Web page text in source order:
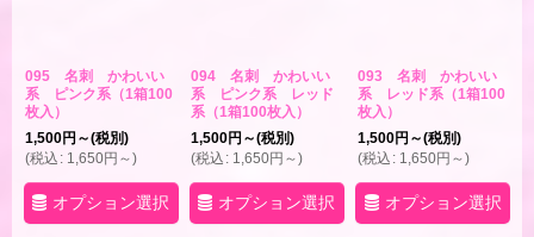
095 名刺 かわいい
系 ピンク系（1箱100
枚入）
1,500円 ～(税別)
(税込 : 1,650円 ～)
オプション選択
094 名刺 かわいい
系 ピンク系 レッド
系（1箱100枚入）
1,500円 ～(税別)
(税込 : 1,650円 ～)
オプション選択
093 名刺 かわいい
系 レッド系（1箱100
枚入）
1,500円 ～(税別)
(税込 : 1,650円 ～)
オプション選択